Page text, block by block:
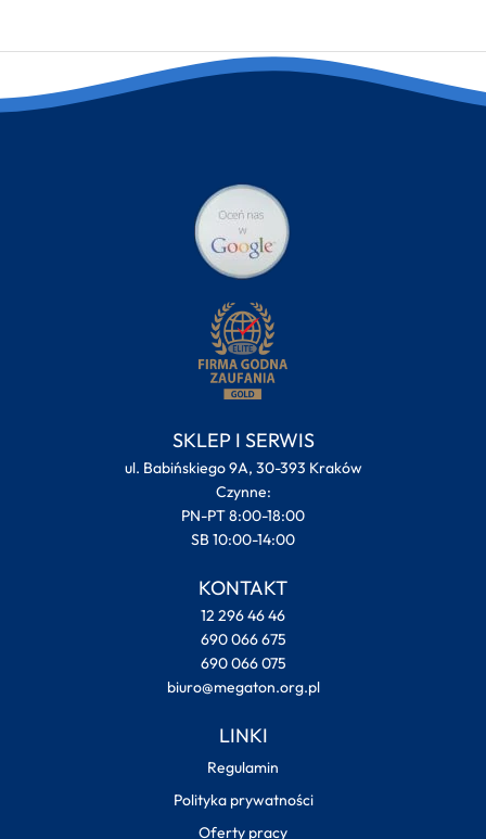
SKLEP I SERWIS
ul. Babińskiego 9A, 30-393 Kraków
Czynne:
PN-PT 8:00-18:00
SB 10:00-14:00
KONTAKT
12 296 46 46
690 066 675
690 066 075
biuro@megaton.org.pl
LINKI
Regulamin
Polityka prywatności
Oferty pracy